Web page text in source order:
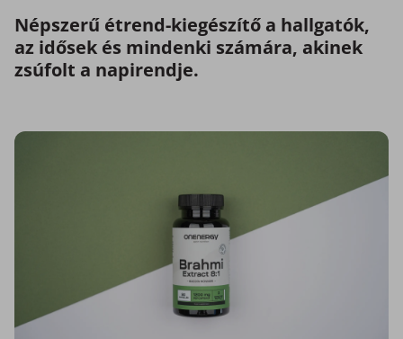
Népszerű étrend-kiegészítő a hallgatók,
az idősek és mindenki számára, akinek
zsúfolt a napirendje.